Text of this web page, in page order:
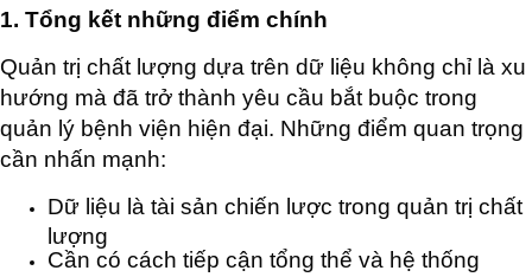
1. Tổng kết những điểm chính
Quản trị chất lượng dựa trên dữ liệu không chỉ là xu
hướng mà đã trở thành yêu cầu bắt buộc trong
quản lý bệnh viện hiện đại. Những điểm quan trọng
cần nhấn mạnh:
Dữ liệu là tài sản chiến lược trong quản trị chất
lượng
Cần có cách tiếp cận tổng thể và hệ thống